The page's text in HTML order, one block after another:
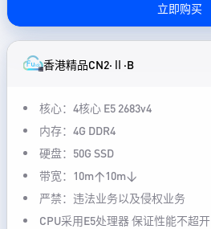
立即购买
香港精品CN2·Ⅱ·B
核心：4核心 E5 2683v4
内存：4G DDR4
硬盘：50G SSD
带宽：10m↑10m↓
严禁：违法业务以及侵权业务
CPU采用E5处理器 保证性能不超开